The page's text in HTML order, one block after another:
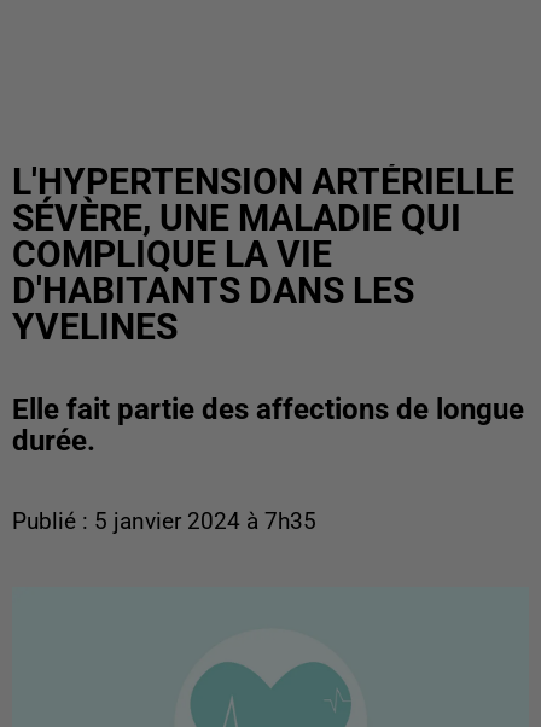
L'HYPERTENSION ARTÉRIELLE
SÉVÈRE, UNE MALADIE QUI
COMPLIQUE LA VIE
D'HABITANTS DANS LES
YVELINES
Elle fait partie des affections de longue
durée.
Publié : 5 janvier 2024 à 7h35